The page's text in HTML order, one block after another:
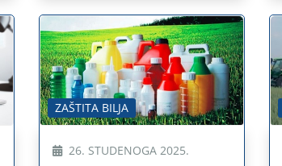
ZAŠTITA BILJA
26. STUDENOGA 2025.